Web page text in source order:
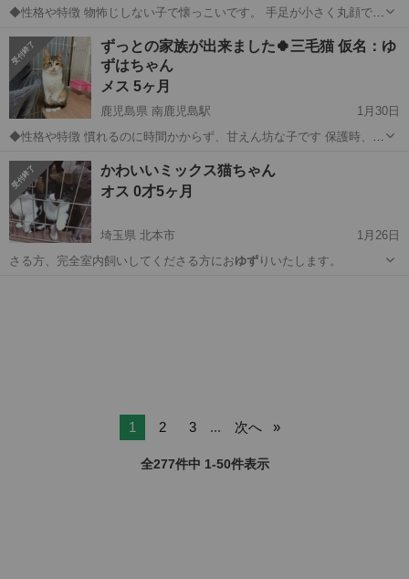
◆性格や特徴 物怖じしない子で懐っこいです。 手足が小さく丸顔で小
スかなと思います。 おもちゃで遊んでもらうのが大好きです。 ベッド
で寝ていると横に来て一緒に...
大阪 堺市 トライアル
ずっとの家族が出来ました🍀三毛猫 仮名：ゆ
ずはちゃん
メス 5ヶ月
鹿児島県 南鹿児島駅
1月30日
◆性格や特徴 慣れるのに時間かからず、甘えん坊な子です 保護時、猫
た。 左目は猫風邪の後遺症でぱっちりお目目にはなりませんが、それ
がチャームポイント♡可愛いお顔...
鹿児島 鹿児島市 南鹿児島駅 猫
かわいいミックス猫ちゃん
オス 0才5ヶ月
埼玉県 北本市
1月26日
さる方、完全室内飼いしてくださる方におゆずりいたします。
1 2 3 ... 次へ
全277件中 1-50件表示